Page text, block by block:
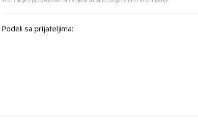
Podeli sa prijateljima: